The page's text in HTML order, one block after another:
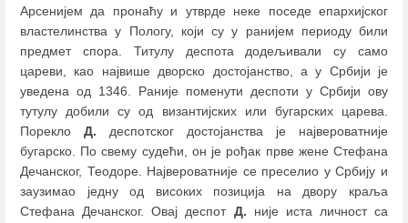
Арсенијем да пронаћу и утврде неке поседе епархијског
властелинства у Пологу, који су у ранијем периоду били
предмет спора. Титулу деспота додељивали су само
цареви, као највише дворско достојанство, а у Србији је
уведена од 1346. Раније поменути деспоти у Србији ову
тутулу добили су од византијских или бугарских царева.
Порекло Д. деспотског достојанства је највероватније
бугарско. По свему судећи, он је рођак прве жене Стефана
Дечанског, Теодоре. Највероватније се преселио у Србију и
заузимао једну од високих позиција на двору краља
Стефана Дечанског. Овај деспот Д. није иста личност са